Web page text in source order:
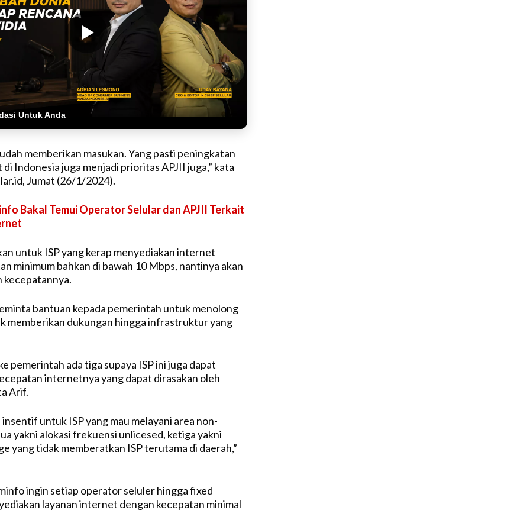
Untuk Anda
memberikan masukan. Yang pasti peningkatan
Indonesia juga menjadi prioritas APJII juga,” kata
Jumat (26/1/2024).
Bakal Temui Operator Selular dan APJII Terkait
untuk ISP yang kerap menyediakan internet
minimum bahkan di bawah 10 Mbps, nantinya akan
kecepatannya.
bantuan kepada pemerintah untuk menolong
memberikan dukungan hingga infrastruktur yang
pemerintah ada tiga supaya ISP ini juga dapat
internetnya yang dapat dirasakan oleh
Arif.
untuk ISP yang mau melayani area non-
yakni alokasi frekuensi unlicesed, ketiga yakni
yang tidak memberatkan ISP terutama di daerah,”
ingin setiap operator seluler hingga fixed
layanan internet dengan kecepatan minimal